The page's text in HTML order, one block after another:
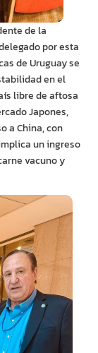
de la
por esta
de Uruguay se
en el
libre de aftosa
Japones,
a China, con
un ingreso
vacuno y